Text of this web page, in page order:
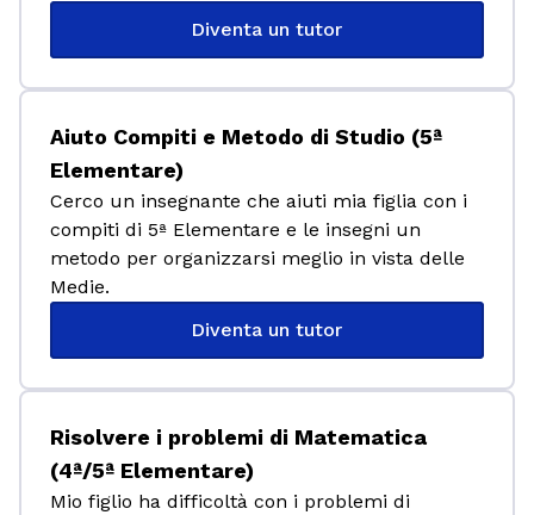
Diventa un tutor
Aiuto Compiti e Metodo di Studio (5ª
Elementare)
Cerco un insegnante che aiuti mia figlia con i
compiti di 5ª Elementare e le insegni un
metodo per organizzarsi meglio in vista delle
Medie.
Diventa un tutor
Risolvere i problemi di Matematica
(4ª/5ª Elementare)
Mio figlio ha difficoltà con i problemi di